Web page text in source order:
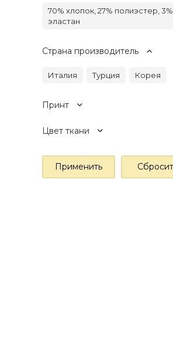
70% хлопок, 27% полиэстер, 3%
эластан
Страна производитель
Италия Турция Корея
Принт
Цвет ткани